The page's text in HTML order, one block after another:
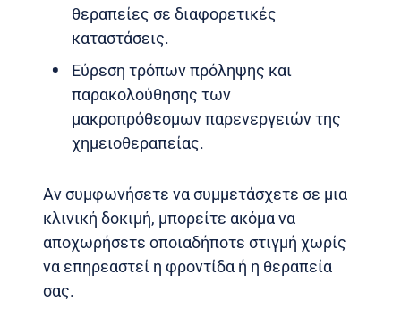
θεραπείες σε διαφορετικές
καταστάσεις.
Εύρεση τρόπων πρόληψης και
παρακολούθησης των
μακροπρόθεσμων παρενεργειών της
χημειοθεραπείας.
Αν συμφωνήσετε να συμμετάσχετε σε μια
κλινική δοκιμή, μπορείτε ακόμα να
αποχωρήσετε οποιαδήποτε στιγμή χωρίς
να επηρεαστεί η φροντίδα ή η θεραπεία
σας.